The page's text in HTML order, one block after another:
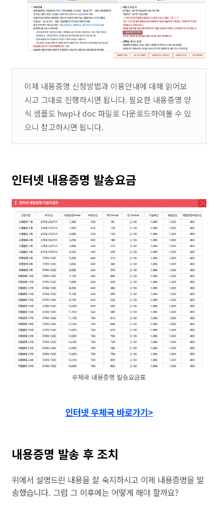
이제 내용증명 신청방법과 이용안내에 대해 읽어보
시고 그대로 진행하시면 됩니다. 필요한 내용증명 양
식 샘플도 hwp나 doc 파일로 다운로드하여볼 수 있
으니 참고하시면 됩니다.
인터넷 내용증명 발송요금
우체국 내용증명 발송요금표
인터넷 우체국 바로가기>
내용증명 발송 후 조치
위에서 설명드린 내용을 잘 숙지하시고 이제 내용증명을 발
송했습니다. 그럼 그 이후에는 어떻게 해야 할까요?